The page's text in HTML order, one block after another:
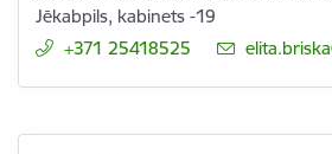
Jēkabpils, kabinets -19
+371 25418525
E-pasts: